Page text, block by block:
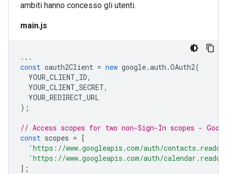
ambiti hanno concesso gli utenti.
main.js
...
const oauth2Client = new google.auth .OAuth2(
YOUR_CLIENT_ID,
YOUR_CLIENT_SECRET,
YOUR_REDIRECT_URL
);
// Access scopes for two non-Sign-In scopes -
const scopes =
[
'https://www.googleapis.com/auth/
'https://www.googleapis.com/auth/
];